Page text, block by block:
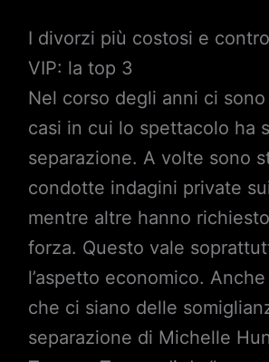
I divorzi più costosi e
VIP: la top 3
Nel corso degli anni ci
casi in cui lo spettacolo ha
separazione. A volte sono
condotte indagini private
mentre altre hanno richiesto
forza. Questo vale
l’aspetto economico.
che ci siano delle
separazione di Michelle